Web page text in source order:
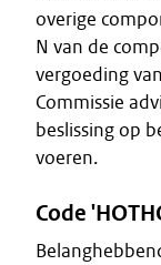
overige
N van de
vergoeding
Commissie
beslissing op
voeren.
Code